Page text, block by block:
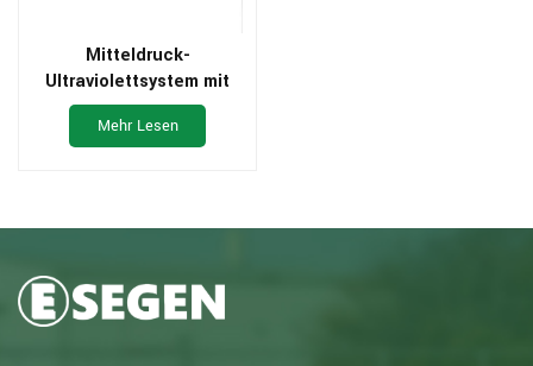
Mitteldruck-
Ultraviolettsystem mit
geschlossenem Behälter
für Abwasser
Mehr Lesen